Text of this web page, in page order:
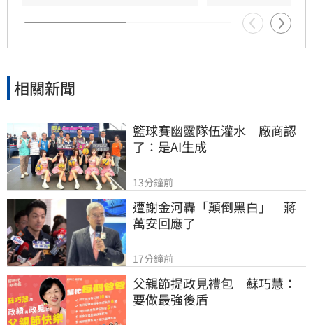
相關新聞
籃球賽幽靈隊伍灌水　廠商認
了：是AI生成
13分鐘前
遭謝金河轟「顛倒黑白」　蔣
萬安回應了
17分鐘前
父親節提政見禮包　蘇巧慧：
要做最強後盾